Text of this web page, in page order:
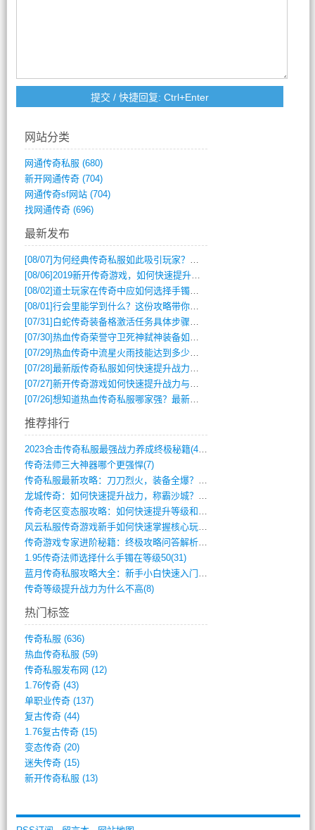
网站分类
网通传奇私服 (680)
新开网通传奇(704)
网通传奇sf网站(704)
找网通传奇(696)
最新发布
[08/07] 为何经典传奇私服如此吸引玩家？深度攻略解析
[08/06]2019新开传奇游戏，如何快速提升角色等级？
[08/02]道士玩家在传奇中应如何选择手镯装备？
[08/01]行会里能学到什么？这份攻略带你全掌握
[07/31] 白蛇传奇装备格激活任务具体步骤是什么？如何完成？
[07/30]热血传奇荣誉守卫死神弑神装备如何获取与佩戴攻略？
[07/29]热血传奇中流星火雨技能达到多少级可以开始练装备？
[07/28]最新版传奇私服如何快速提升战力与获取稀有装备？
[07/27]新开传奇游戏如何快速提升战力与获取稀有装备？
[07/26]想知道热血传奇私服哪家强？最新排行榜攻略全解析
推荐排行
2023合击传奇私服最强战力养成终极秘籍(428)
传奇法师三大神器哪个更强悍(7)
传奇私服最新攻略：刀刀烈火，装备全爆？攻(813)
龙城传奇：如何快速提升战力，称霸沙城？(802)
传奇老区变态服攻略：如何快速提升等级和战(379)
风云私服传奇游戏新手如何快速掌握核心玩法(616)
传奇游戏专家进阶秘籍：终极攻略问答解析(848)
1.95传奇法师选择什么手镯在等级50(31)
蓝月传奇私服攻略大全：新手小白快速入门指(386)
传奇等级提升战力为什么不高(8)
热门标签
传奇私服 (636)
热血传奇私服 (59)
传奇私服发布网 (12)
1.76传奇(43)
单职业传奇(137)
复古传奇(44)
1.76复古传奇(15)
变态传奇(20)
迷失传奇(15)
新开传奇私服 (13)